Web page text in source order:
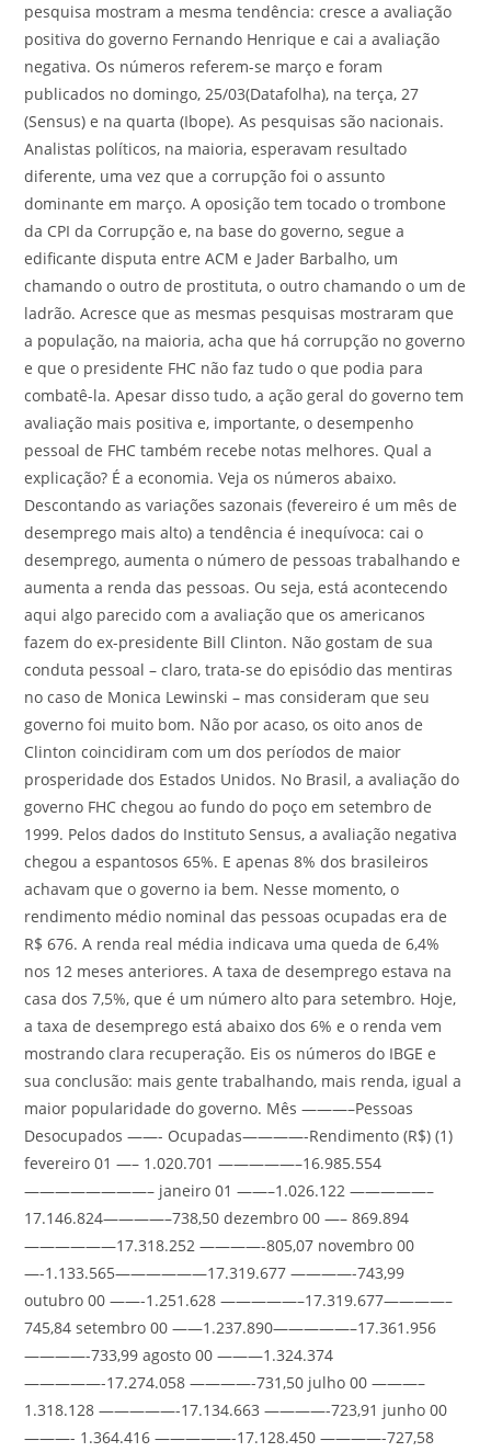
pesquisa mostram a mesma tendência: cresce a avaliação
positiva do governo Fernando Henrique e cai a avaliação
negativa. Os números referem-se março e foram
publicados no domingo, 25/03(Datafolha), na terça, 27
(Sensus) e na quarta (Ibope). As pesquisas são nacionais.
Analistas políticos, na maioria, esperavam resultado
diferente, uma vez que a corrupção foi o assunto
dominante em março. A oposição tem tocado o trombone
da CPI da Corrupção e, na base do governo, segue a
edificante disputa entre ACM e Jader Barbalho, um
chamando o outro de prostituta, o outro chamando o um de
ladrão. Acresce que as mesmas pesquisas mostraram que
a população, na maioria, acha que há corrupção no governo
e que o presidente FHC não faz tudo o que podia para
combatê-la. Apesar disso tudo, a ação geral do governo tem
avaliação mais positiva e, importante, o desempenho
pessoal de FHC também recebe notas melhores. Qual a
explicação? É a economia. Veja os números abaixo.
Descontando as variações sazonais (fevereiro é um mês de
desemprego mais alto) a tendência é inequívoca: cai o
desemprego, aumenta o número de pessoas trabalhando e
aumenta a renda das pessoas. Ou seja, está acontecendo
aqui algo parecido com a avaliação que os americanos
fazem do ex-presidente Bill Clinton. Não gostam de sua
conduta pessoal – claro, trata-se do episódio das mentiras
no caso de Monica Lewinski – mas consideram que seu
governo foi muito bom. Não por acaso, os oito anos de
Clinton coincidiram com um dos períodos de maior
prosperidade dos Estados Unidos. No Brasil, a avaliação do
governo FHC chegou ao fundo do poço em setembro de
1999. Pelos dados do Instituto Sensus, a avaliação negativa
chegou a espantosos 65%. E apenas 8% dos brasileiros
achavam que o governo ia bem. Nesse momento, o
rendimento médio nominal das pessoas ocupadas era de
R$ 676. A renda real média indicava uma queda de 6,4%
nos 12 meses anteriores. A taxa de desemprego estava na
casa dos 7,5%, que é um número alto para setembro. Hoje,
a taxa de desemprego está abaixo dos 6% e o renda vem
mostrando clara recuperação. Eis os números do IBGE e
sua conclusão: mais gente trabalhando, mais renda, igual a
maior popularidade do governo. Mês ———–Pessoas
Desocupados ——- Ocupadas————-Rendimento (R$) (1)
fevereiro 01 —– 1.020.701 —————–16.985.554
————————– janeiro 01 ——–1.026.122 —————–
17.146.824————–738,50 dezembro 00 —– 869.894
——————17.318.252 ————-805,07 novembro 00
—-1.133.565——————17.319.677 ————-743,99
outubro 00 ——-1.251.628 —————–17.319.677————–
745,84 setembro 00 ——1.237.890—————–17.361.956
————-733,99 agosto 00 ———1.324.374
—————-17.274.058 ————-731,50 julho 00 ———–
1.318.128 —————-17.134.663 ————-723,91 junho 00
———- 1.364.416 —————-17.128.450 ————-727,58